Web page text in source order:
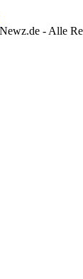
- Alle